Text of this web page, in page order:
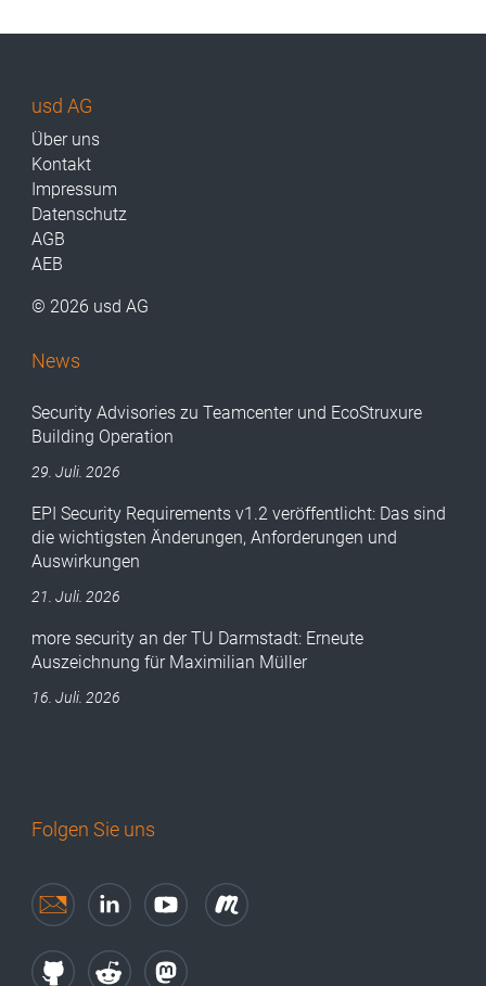
usd AG
Über uns
Kontakt
Impressum
Datenschutz
AGB
AEB
© 2026 usd AG
News
Security Advisories zu Teamcenter und EcoStruxure
Building Operation
29. Juli. 2026
EPI Security Requirements v1.2 veröffentlicht: Das sind
die wichtigsten Änderungen, Anforderungen und
Auswirkungen
21. Juli. 2026
more security an der TU Darmstadt: Erneute
Auszeichnung für Maximilian Müller
16. Juli. 2026
Folgen Sie uns